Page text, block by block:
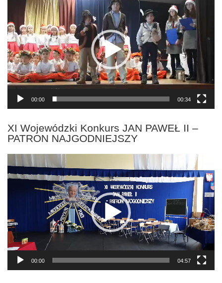
00:00 00:34
XI Wojewódzki Konkurs JAN PAWEŁ II –
PATRON NAJGODNIEJSZY
Odtwarzacz
video
00:00 04:57